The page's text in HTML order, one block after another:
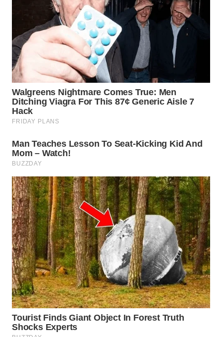
WN
DEPOK
WN
TAPANULI
UTARA
WN
WN
PADANG
LAWAS
WN
SUMEDANG
WN
CIANJUR
WN
KEPULAUAN
SERIBU
WN
TANGERANG